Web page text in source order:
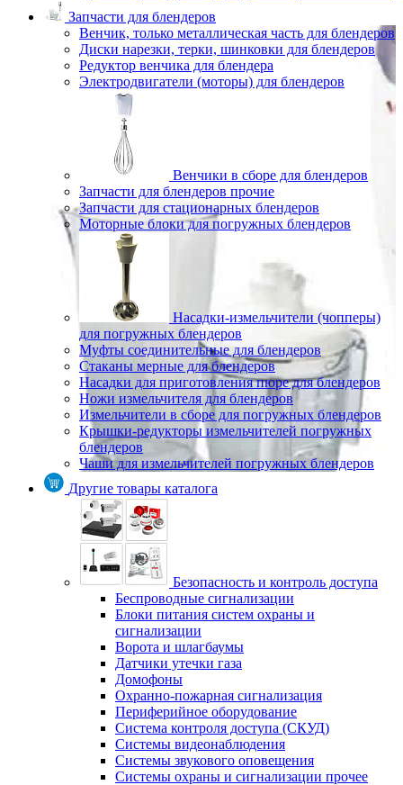
Запчасти для блендеров
Венчик, только металлическая часть для блендеров
Диски нарезки, терки, шинковки для блендеров
Редуктор венчика для блендера
Электродвигатели (моторы) для блендеров
Венчики в сборе для блендеров
Запчасти для блендеров прочие
Запчасти для стационарных блендеров
Моторные блоки для погружных блендеров
Насадки-измельчители (чопперы)
для погружных блендеров
Муфты соединительные для блендеров
Стаканы мерные для блендеров
Насадки для приготовления пюре для блендеров
Ножи измельчителя для блендеров
Измельчители в сборе для погружных блендеров
Крышки-редукторы измельчителей погружных
блендеров
Чаши для измельчителей погружных блендеров
Другие товары каталога
Безопасность и контроль доступа
Беспроводные сигнализации
Блоки питания систем охраны и
сигнализации
Ворота и шлагбаумы
Датчики утечки газа
Домофоны
Охранно-пожарная сигнализация
Периферийное оборудование
Система контроля доступа (СКУД)
Системы видеонаблюдения
Системы звукового оповещения
Системы охраны и сигнализации прочее